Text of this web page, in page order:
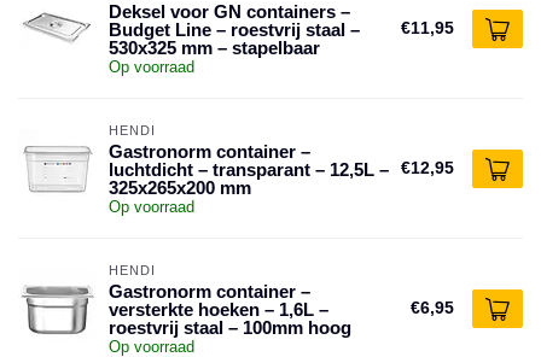
Deksel voor GN containers –
Budget Line – roestvrij staal –
530x325 mm – stapelbaar
Op voorraad
€11,95
HENDI
Gastronorm container –
luchtdicht – transparant – 12,5L –
325x265x200 mm
Op voorraad
€12,95
HENDI
Gastronorm container –
versterkte hoeken – 1,6L –
roestvrij staal – 100mm hoog
Op voorraad
€6,95